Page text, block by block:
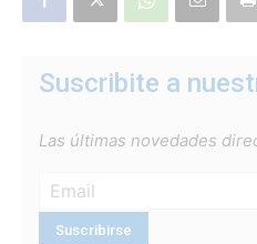
Suscribite a
Las últimas novedades